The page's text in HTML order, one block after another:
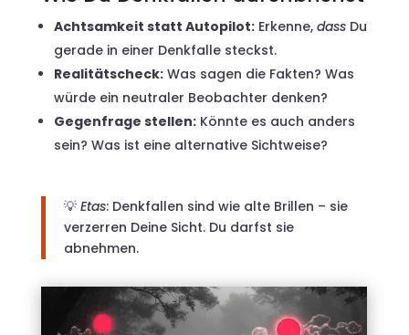
Achtsamkeit statt Autopilot:Erkenne, dassDu
gerade in einer Denkfalle steckst.
Realitätscheck:Was sagen die Fakten? Was
würde ein neutraler Beobachter denken?
Gegenfrage stellen:Könnte es auch anders
sein? Was ist eine alternative Sichtweise?
💡 Etas: Denkfallen sind wie alte Brillen – sie
verzerren Deine Sicht. Du darfst sie
abnehmen.